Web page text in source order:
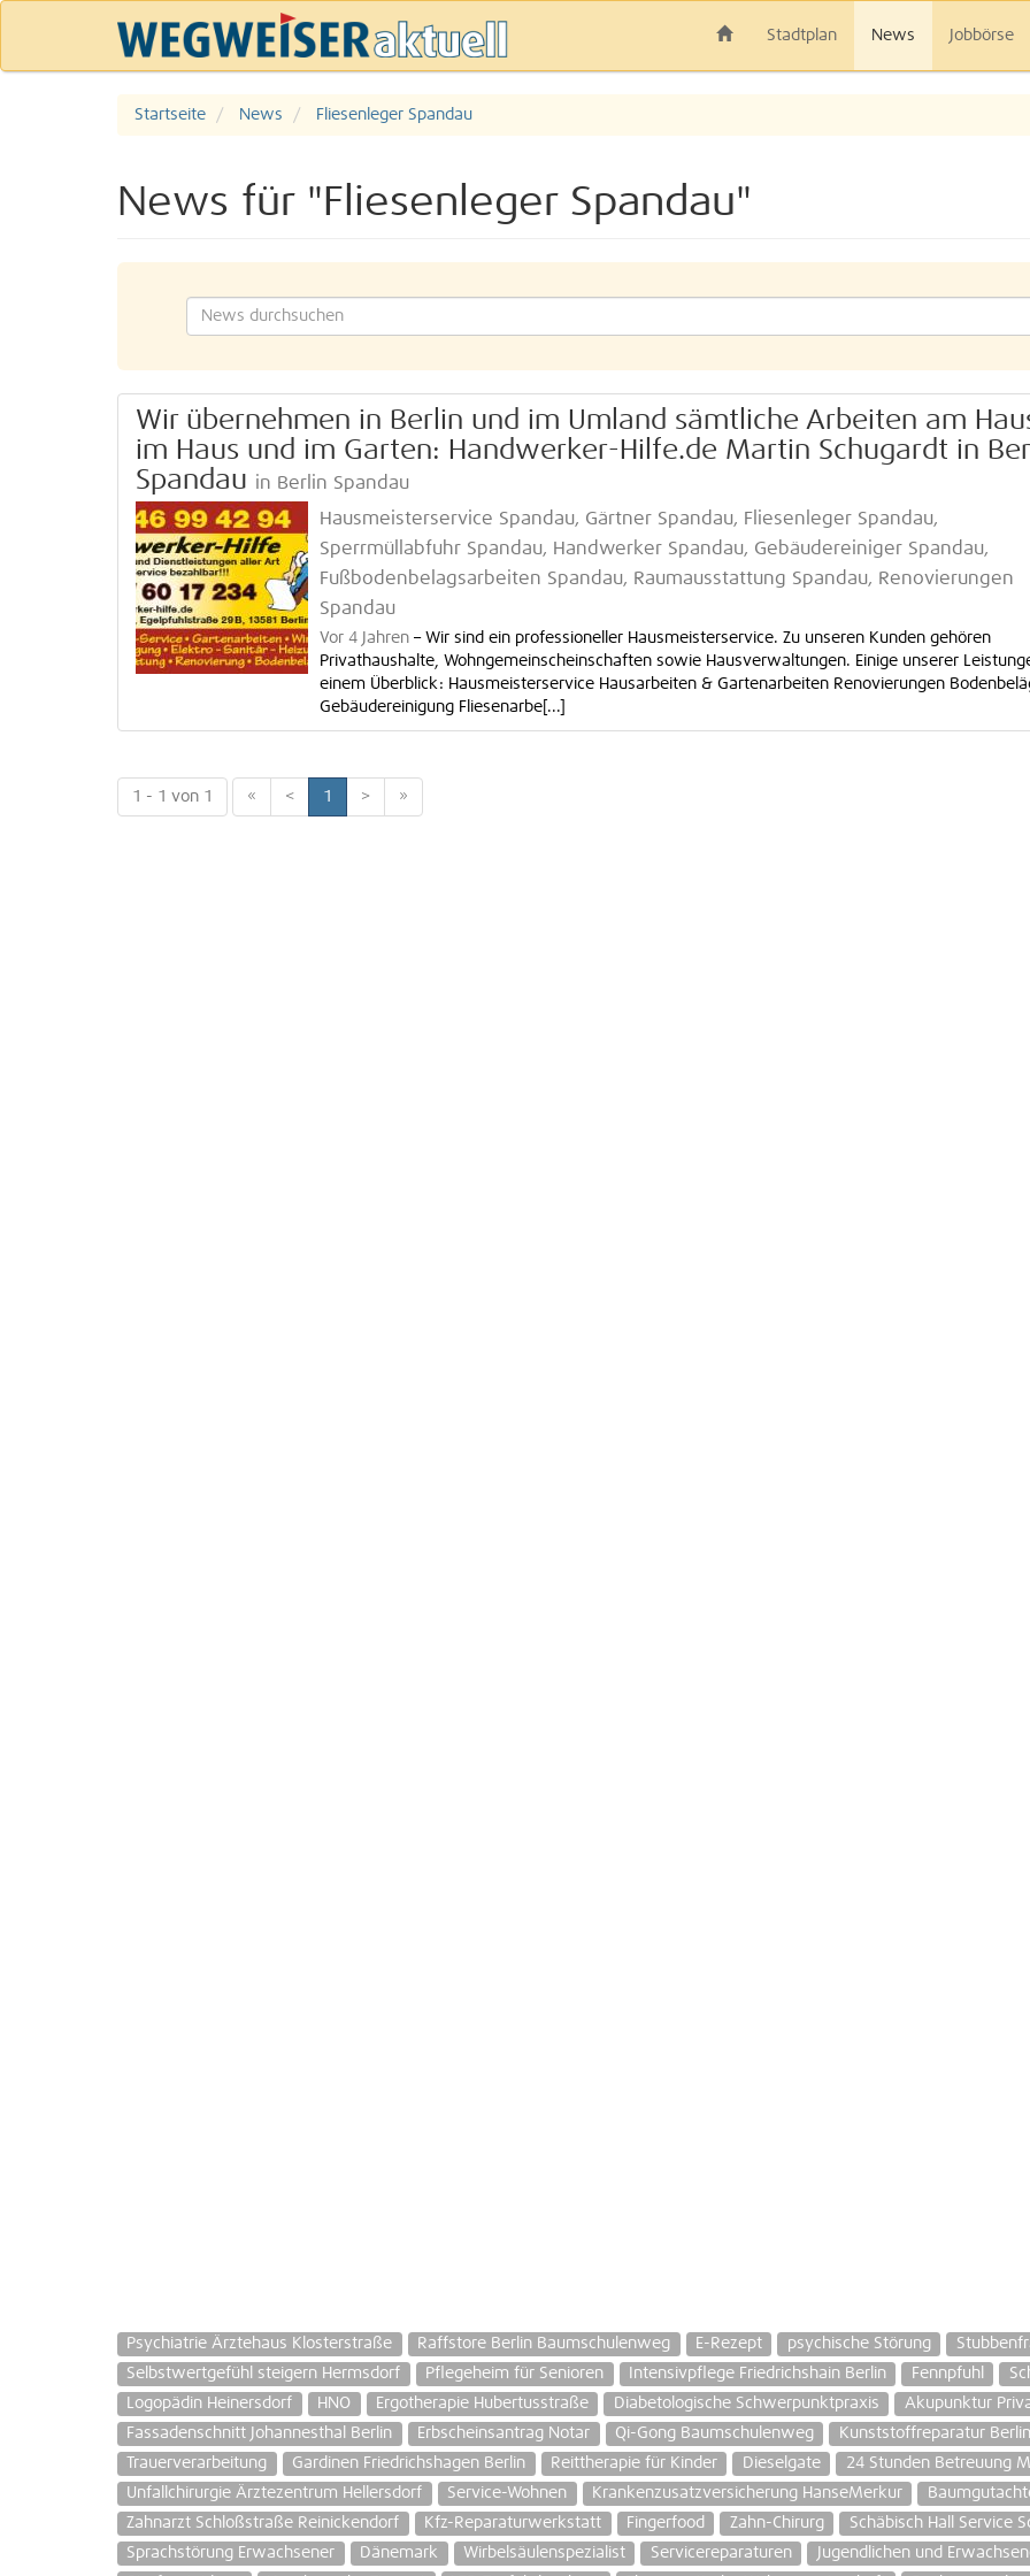
Stadtplan News Jobbörse
Startseite News Fliesenleger Spandau
News für "Fliesenleger Spandau"
Wir übernehmen in Berlin und im Umland sämtliche Arbeiten am
im Haus und im Garten: Handwerker-Hilfe.de Martin Schugardt in
Spandau in Berlin Spandau
Hausmeisterservice Spandau, Gärtner Spandau, Fliesenleger Spandau,
Sperrmüllabfuhr Spandau, Handwerker Spandau, Gebäudereiniger Spandau,
Fußbodenbelagsarbeiten Spandau, Raumausstattung Spandau, Renovierungen
Spandau
Vor 4 Jahren – Wir sind ein professioneller Hausmeisterservice. Zu unseren Kunden gehören
Privathaushalte, Wohngemeinscheinschaften sowie Hausverwaltungen. Einige unserer
einem Überblick: Hausmeisterservice Hausarbeiten & Gartenarbeiten Renovierungen
Gebäudereinigung Fliesenarbe[...]
1 - 1 von 1 « < 1 > »
Psychiatrie Ärztehaus Klosterstraße Raffstore Berlin Baumschulenweg E-Rezept psychische Störung
Selbstwertgefühl steigern Hermsdorf
Pflegeheim für Senioren Intensivpflege Friedrichshain Berlin Fennpfuhl
Logopädin Heinersdorf
HNO Ergotherapie Hubertusstraße Diabetologische Schwerpunktpraxis Akupunktur
Fassadenschnitt Johannesthal Berlin
Erbscheinsantrag Notar Qi-Gong Baumschulenweg Kunststoffreparatur Berlin
Trauerverarbeitung
Gardinen Friedrichshagen Berlin Reittherapie für Kinder Dieselgate 24 Stunden Betreuung
Unfallchirurgie Ärztezentrum Hellersdorf
Service-Wohnen Krankenzusatzversicherung HanseMerkur
Zahnarzt Schloßstraße Reinickendorf
Kfz-Reparaturwerkstatt Fingerfood Zahn-Chirurg Schäbisch Hall Service
Sprachstörung Erwachsener
Dänemark Wirbelsäulenspezialist Servicereparaturen Jugendlichen und